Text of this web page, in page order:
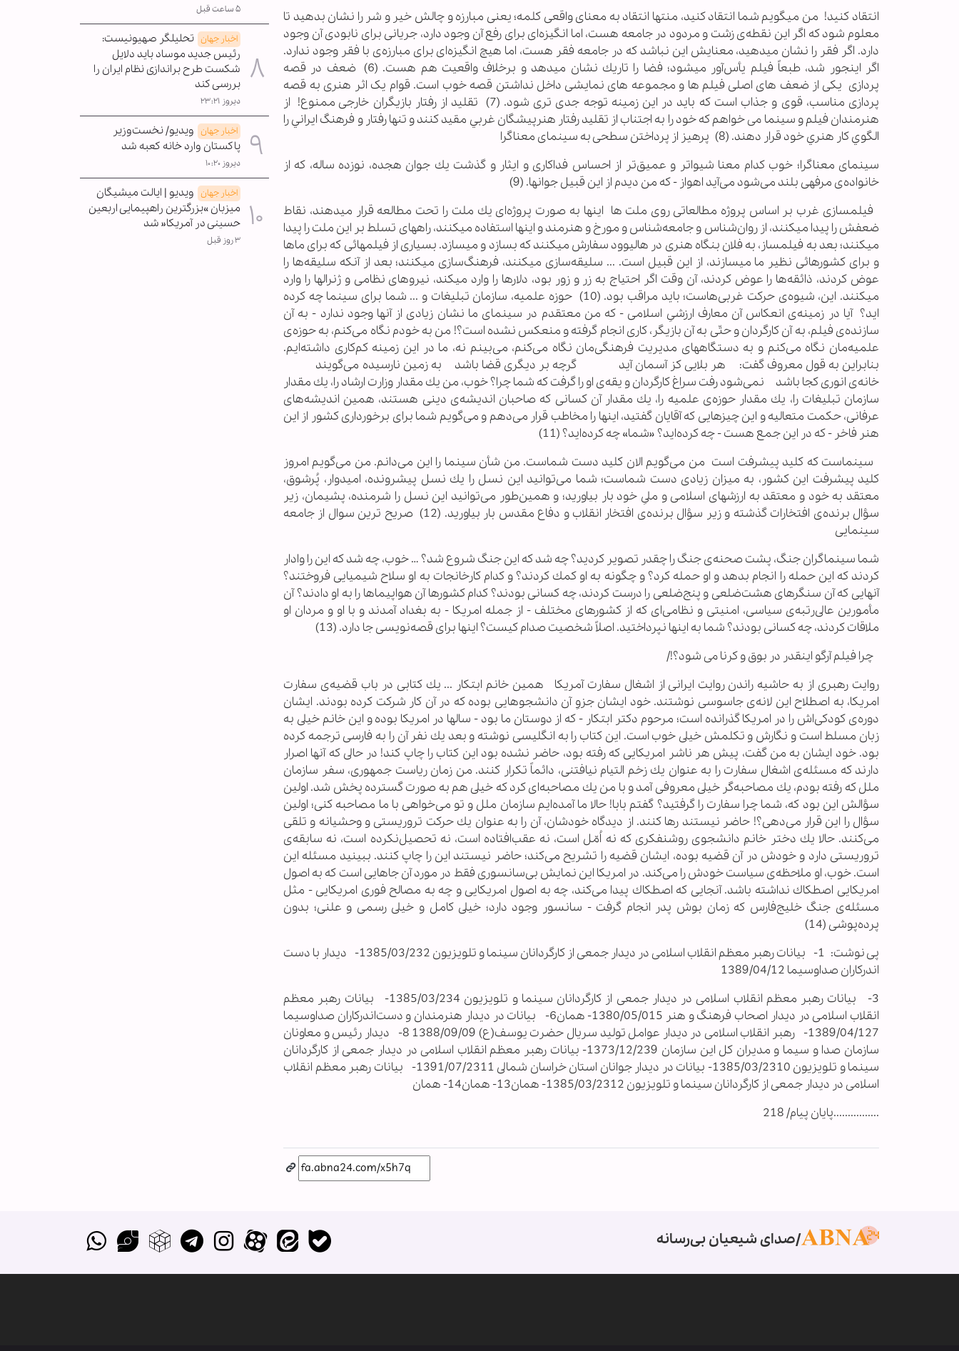
انتقاد کنید! من ميگويم شما انتقاد كنيد، منتها انتقاد به معناى واقعى كلمه؛ يعنى مبارزه و چالش خير و شر را نشان بدهيد تا
معلوم شود كه اگر اين نقطه‌ى زشت و مردود در جامعه هست، اما انگيزه‌اى براى رفع آن وجود دارد، جريانى براى نابودى آن وجود
دارد. اگر فقر را نشان ميدهيد، معنايش اين نباشد كه در جامعه فقر هست، اما هيچ انگيزه‌اى براى مبارزه‌ى با فقر وجود ندارد.
اگر اينجور شد، طبعاً فيلم يأس‌آور ميشود؛ فضا را تاريك نشان ميدهد و برخلاف واقعيت هم هست. (6) ضعف در قصه
پردازی یکی از ضعف های اصلی فیلم ها و مجموعه های نمایشی داخل نداشتن قصه خوب است. قوام یک اثر هنری به قصه
پردازی مناسب، قوی و جذاب است که باید در این زمینه توجه جدی تری شود. (7) تقلید از رفتار بازیگران خارجی ممنوع! از
هنرمندان‌ فيلم‌ و سينما می خواهم كه‌ خود را به‌ اجتناب‌ از تقليد رفتار هنرپيشگان‌ غربي‌ مقيد كنند و تنها رفتار و فرهنگ‌ ايراني‌ را
الگوي‌ كار هنري‌ خود قرار دهند. (8) پرهیز از پرداختن سطحی به سینمای معناگرا
سينماى معناگرا؛ خوب كدام معنا شيواتر و عميق‌تر از احساس فداكارى و ايثار و گذشت يك جوان هجده، نوزده ساله، كه از
خانواده‌ى مرفهى بلند مى‌شود مى‌آيد اهواز - كه من ديدم از اين قبيل جوانها. (9)
فیلمسازی غرب بر اساس پروژه مطالعاتی روی ملت ها اينها به صورت پروژه‌اى يك ملت را تحت مطالعه قرار ميدهند، نقاط
ضعفش را پيدا ميكنند، از روان‌شناس و جامعه‌شناس و مورخ و هنرمند و اينها استفاده ميكنند، راههاى تسلط بر اين ملت را پيدا
ميكنند؛ بعد به فيلمساز، به فلان بنگاه هنرى در هاليوود سفارش ميكنند كه بسازد و ميسازد. بسيارى از فيلمهائى كه براى ماها
و براى كشورهائى نظير ما ميسازند، از اين قبيل است. ... سليقه‌سازى ميكنند، فرهنگ‌سازى ميكنند؛ بعد از آنكه سليقه‌ها را
عوض كردند، ذائقه‌ها را عوض كردند، آن وقت اگر احتياج به زر و زور بود، دلارها را وارد ميكند، نيروهاى نظامى و ژنرالها را وارد
ميكنند. اين، شيوه‌ى حركت غربى‌هاست؛ بايد مراقب بود. (10) حوزه علمیه، سازمان تبلیغات و ... شما برای سینما چه کرده
اید؟ آيا در زمينه‌ى انعكاس آن معارف ارزشىِ اسلامى - كه من معتقدم در سينماى ما نشان زيادى از آنها وجود ندارد - به آن
سازنده‌ى فيلم، به آن كارگردان و حتّى به آن بازيگر، كارى انجام گرفته و منعكس نشده است؟! من به خودم نگاه مى‌كنم، به حوزه‌ى
علميه‌مان نگاه مى‌كنم و به دستگاههاى مديريت فرهنگى‌مان نگاه مى‌كنم، مى‌بينم نه، ما در اين زمينه كم‌كارى داشته‌ايم.
بنابراين به قول معروف گفت: هر بلايى كز آسمان آيد گرچه بر ديگرى قضا باشد به زمين نارسيده مى‌گويند
خانه‌ى انورى كجا باشد نمى‌شود رفت سراغ كارگردان و يقه‌ى او را گرفت كه شما چرا؟ خوب، من يك مقدار وزارت ارشاد را، يك مقدار
سازمان تبليغات را، يك مقدار حوزه‌ى علميه را، يك مقدار آن كسانى كه صاحبان انديشه‌ى دينى هستند، همين انديشه‌هاى
عرفانى، حكمت متعاليه و اين چيزهايى كه آقايان گفتيد، اينها را مخاطب قرار مى‌دهم و مى‌گويم شما براى برخوردارى كشور از اين
هنر فاخر - كه در اين جمع هست - چه كرده‌ايد؟ «شما» چه كرده‌ايد؟ (11)
سینماست که کلید پیشرفت است من مى‌گويم الان كليد دست شماست. من شأن سينما را اين مى‌دانم. من مى‌گويم امروز
كليد پيشرفت اين كشور، به ميزان زيادى دست شماست؛ شما مى‌توانيد اين نسل را يك نسل پيشرونده، اميدوار، پُرشوق،
معتقد به خود و معتقد به ارزشهاى اسلامى و ملىِ خود بار بياوريد؛ و همين‌طور مى‌توانيد اين نسل را شرمنده، پشيمان، زير
سؤال برنده‌ى افتخارات گذشته و زير سؤال برنده‌ى افتخار انقلاب و دفاع مقدس بار بياوريد. (12) صریح ترین سوال از جامعه
سینمایی
شما سينماگران جنگ، پشت صحنه‌ى جنگ را چقدر تصوير كرديد؟ چه شد كه اين جنگ شروع شد؟ … خوب، چه شد كه اين را وادار
كردند كه اين حمله را انجام بدهد و او حمله كرد؟ و چگونه به او كمك كردند؟ و كدام كارخانجات به او سلاح شيميايى فروختند؟
آنهايى كه آن سنگرهاى هشت‌ضلعى و پنج‌ضلعى را درست كردند، چه كسانى بودند؟ كدام كشورها آن هواپيماها را به او دادند؟ آن
مأمورين عالى‌رتبه‌ى سياسى، امنيتى و نظامى‌اى كه از كشورهاى مختلف - از جمله امريكا - به بغداد آمدند و با او و مردان او
ملاقات كردند، چه كسانى بودند؟ شما به اينها نپرداختيد. اصلاً شخصيت صدام كيست؟ اينها براى قصه‌نويسى جا دارد. (13)
چرا فیلم آرگو اینقدر در بوق و کرنا می شود؟!/
روایت رهبری از به حاشیه راندن روایت ایرانی از اشغال سفارت آمریکا همين خانم ابتكار ... يك كتابى در باب قضيه‌ى سفارت
امريكا، به اصطلاح اين لانه‌ى جاسوسى نوشتند. خود ايشان جزوِ آن دانشجوهايى بوده كه در آن كار شركت كرده بودند. ايشان
دوره‌ى كودكى‌اش را در امريكا گذرانده است؛ مرحوم دكتر ابتكار - كه از دوستان ما بود - سالها در امريكا بوده و اين خانم خيلى به
زبان مسلط است و نگارش و تكلمش خيلى خوب است. اين كتاب را به انگليسى نوشته و بعد يك نفر آن را به فارسى ترجمه كرده
بود. خود ايشان به من گفت، پيش هر ناشر امريكايى كه رفته بود، حاضر نشده بود اين كتاب را چاپ كند! در حالى كه آنها اصرار
دارند كه مسئله‌ى اشغال سفارت را به عنوان يك زخم التيام نيافتنى، دائماً تكرار كنند. من زمان رياست جمهورى، سفر سازمان
ملل كه رفته بودم، يك مصاحبه‌گر خيلى معروفى آمد و با من يك مصاحبه‌اى كرد كه خيلى هم به صورت گسترده پخش شد. اولين
سؤالش اين بود كه، شما چرا سفارت را گرفتيد؟ گفتم بابا! حالا ما آمده‌ايم سازمان ملل و تو مى‌خواهى با ما مصاحبه كنى؛ اولين
سؤال را اين قرار مى‌دهى؟! حاضر نيستند رها كنند. از ديدگاه خودشان، آن را به عنوان يك حركت تروريستى و وحشيانه و تلقى
مى‌كنند. حالا يك دختر خانمِ دانشجوى روشنفكرى كه نه اُمّل است، نه عقب‌افتاده است، نه تحصيل‌نكرده است، نه سابقه‌ى
تروريستى دارد و خودش در آن قضيه بوده، ايشان قضيه را تشريح مى‌كند؛ حاضر نيستند اين را چاپ كنند. ببينيد مسئله اين
است. خوب، او ملاحظه‌ى سياست خودش را مى‌كند. در امريكا اين نمايش بى‌سانسورى فقط در مورد آن جاهايى است كه به اصول
امريكايى اصطكاك نداشته باشد. آنجايى كه اصطكاك پيدا مى‌كند، چه به اصول امريكايى و چه به مصالح فورى امريكايى - مثل
مسئله‌ى جنگ خليج‌فارس كه زمان بوش پدر انجام گرفت - سانسور وجود دارد؛ خيلى كامل و خيلى رسمى و علنى؛ بدون
پرده‌پوشى (14)
پی نوشت: 1- بيانات رهبر معظم انقلاب اسلامی در ديدار جمعى از كارگردانان سينما و تلويزيون 1385/03/232- دیدار با دست
اندرکاران صداوسیما 1389/04/12
3- بيانات رهبر معظم انقلاب اسلامی در ديدار جمعى از كارگردانان سينما و تلويزيون 1385/03/234- بيانات رهبر معظم
انقلاب اسلامى در ديدار اصحاب فرهنگ و هنر 1380/05/015- همان6- بیانات در دیدار هنرمندان و دست‌اندركاران صداوسیما
1389/04/127- رهبر انقلاب اسلامی در دیدار عوامل تولید سریال حضرت یوسف(ع) 1388/09/09 8- ديدار رئيس‌ و معاونان‌
سازمان‌ صدا و سيما و مديران‌ كل‌ اين‌ سازمان‌ 1373/12/239- بيانات رهبر معظم انقلاب اسلامی در ديدار جمعى از كارگردانان
سينما و تلويزيون 1385/03/2310- بيانات در دیدار جوانان استان خراسان شمالى‌ 1391/07/2311- بيانات رهبر معظم انقلاب
اسلامی در ديدار جمعى از كارگردانان سينما و تلويزيون 1385/03/2312- همان13- همان14- همان
................پایان پیام/ 218
۵ ساعت قبل
اخبار جهان تحلیلگر صهیونیست:
رئیس جدید موساد باید دلایل
شکست طرح براندازی نظام ایران را
بررسی کند
دیروز ۲۳:۲۱
اخبار جهان ویدیو/ نخست‌وزیر
پاکستان وارد خانه کعبه شد
دیروز ۱۰:۲۰
اخبار جهان ویدیو | ایالت میشیگان
میزبان »بزرگترین راهپیمایی اربعین
حسینی در آمریکا« شد
۳ روز قبل
صدای شیعیان بی‌رسانه